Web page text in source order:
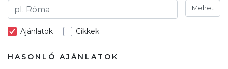
Mehet
Ajánlatok Cikkek
HASONLÓ AJÁNLATOK